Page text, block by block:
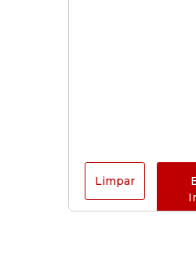
Limpar